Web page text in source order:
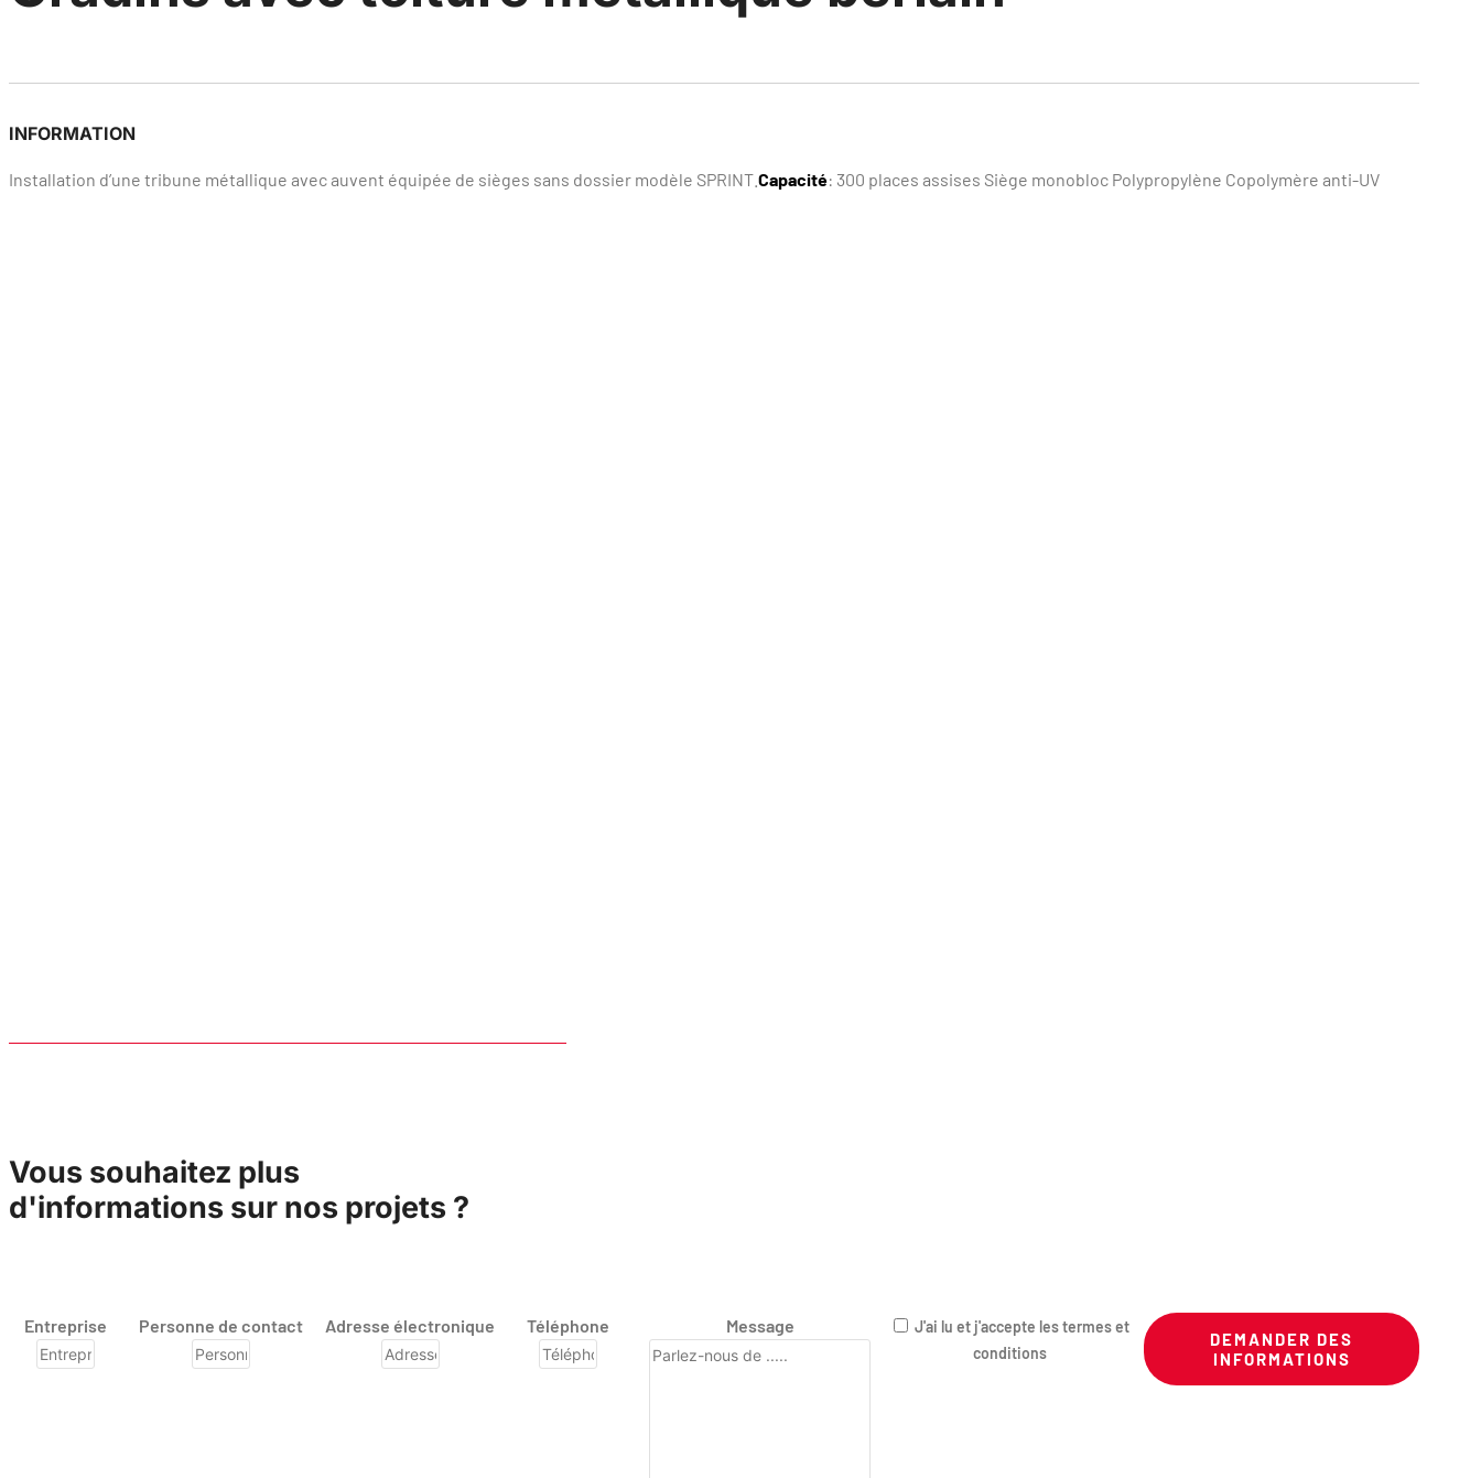
INFORMATION
Installation d’une tribune métallique avec auvent équipée de sièges sans dossier modèle SPRINT. Capacité: 300 places assises Siège monobloc Polypropylène Copolymère anti-UV
Vous souhaitez plus
d'informations sur nos projets ?
Entreprise Personne de contact Adresse électronique Téléphone Message
J'ai lu et j'accepte les termes et
conditions
DEMANDER DES
INFORMATIONS